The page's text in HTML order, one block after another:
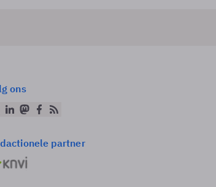
ons
partner